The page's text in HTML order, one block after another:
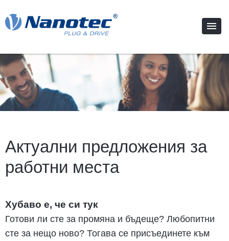
Актуални предложения за
работни места
Хубаво е, че си тук
Готови ли сте за промяна и бъдеще? Любопитни
сте за нещо ново? Тогава се присъединете към